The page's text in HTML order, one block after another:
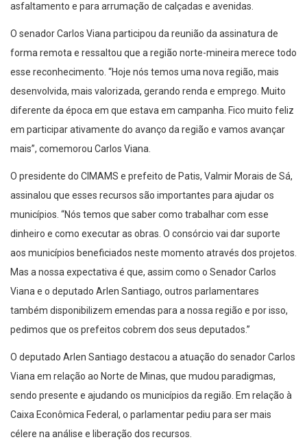
asfaltamento e para arrumação de calçadas e avenidas.
O senador Carlos Viana participou da reunião da assinatura de
forma remota e ressaltou que a região norte-mineira merece todo
esse reconhecimento. “Hoje nós temos uma nova região, mais
desenvolvida, mais valorizada, gerando renda e emprego. Muito
diferente da época em que estava em campanha. Fico muito feliz
em participar ativamente do avanço da região e vamos avançar
mais”, comemorou Carlos Viana.
O presidente do CIMAMS e prefeito de Patis, Valmir Morais de Sá,
assinalou que esses recursos são importantes para ajudar os
municípios. “Nós temos que saber como trabalhar com esse
dinheiro e como executar as obras. O consórcio vai dar suporte
aos municípios beneficiados neste momento através dos projetos.
Mas a nossa expectativa é que, assim como o Senador Carlos
Viana e o deputado Arlen Santiago, outros parlamentares
também disponibilizem emendas para a nossa região e por isso,
pedimos que os prefeitos cobrem dos seus deputados.”
O deputado Arlen Santiago destacou a atuação do senador Carlos
Viana em relação ao Norte de Minas, que mudou paradigmas,
sendo presente e ajudando os municípios da região. Em relação à
Caixa Econômica Federal, o parlamentar pediu para ser mais
célere na análise e liberação dos recursos.